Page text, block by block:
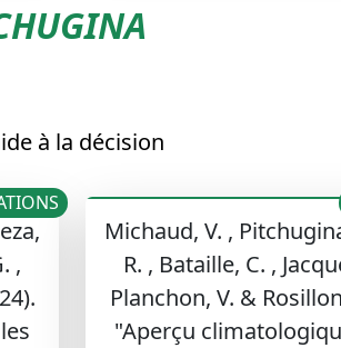
à la décision
,
Michaud, V. ,
R. , Bataille, C. ,
Planchon, V. &
"Aperçu